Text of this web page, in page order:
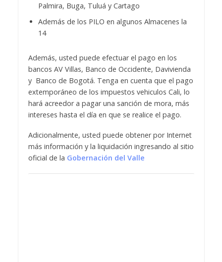
Palmira, Buga, Tuluá y Cartago
Además de los PILO en algunos Almacenes la
14
Además, usted puede efectuar el pago en los
bancos AV Villas, Banco de Occidente, Davivienda
y Banco de Bogotá. Tenga en cuenta que el pago
extemporáneo de los impuestos vehiculos Cali, lo
hará acreedor a pagar una sanción de mora, más
intereses hasta el día en que se realice el pago.
Adicionalmente, usted puede obtener por Internet
más información y la liquidación ingresando al sitio
oficial de la Gobernación del Valle